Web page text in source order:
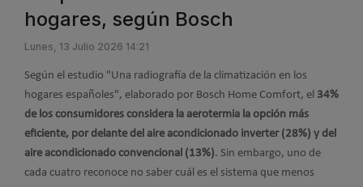
hogares, según Bosch
Lunes, 13 Julio 2026 14:21
Según el estudio "Una radiografía de la climatización en los
hogares españoles", elaborado por Bosch Home Comfort, el 34%
de los consumidores considera la aerotermia la opción más
eficiente, por delante del aire acondicionado inverter (28%) y del
aire acondicionado convencional (13%). Sin embargo, uno de
cada cuatro reconoce no saber cuál es el sistema que menos